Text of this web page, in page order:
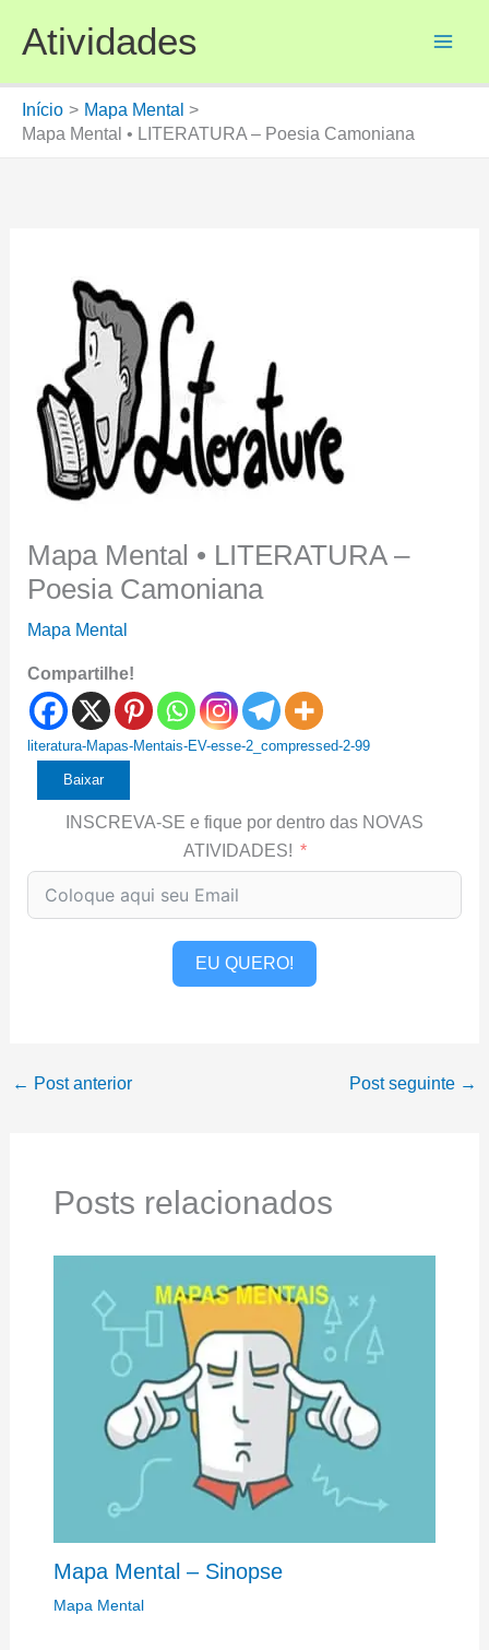
para
conteúdo
Atividades
Início
Mapa Mental
Mapa Mental • LITERATURA – Poesia Camoniana
Mapa Mental • LITERATURA –
Poesia Camoniana
Mapa Mental
Compartilhe!
literatura-Mapas-Mentais-EV-esse-2_compressed-2-99
Baixar
INSCREVA-SE e fique por dentro das NOVAS
ATIVIDADES!
EU QUERO!
← Post anterior Post seguinte →
Posts relacionados
Mapa Mental – Sinopse
Mapa Mental